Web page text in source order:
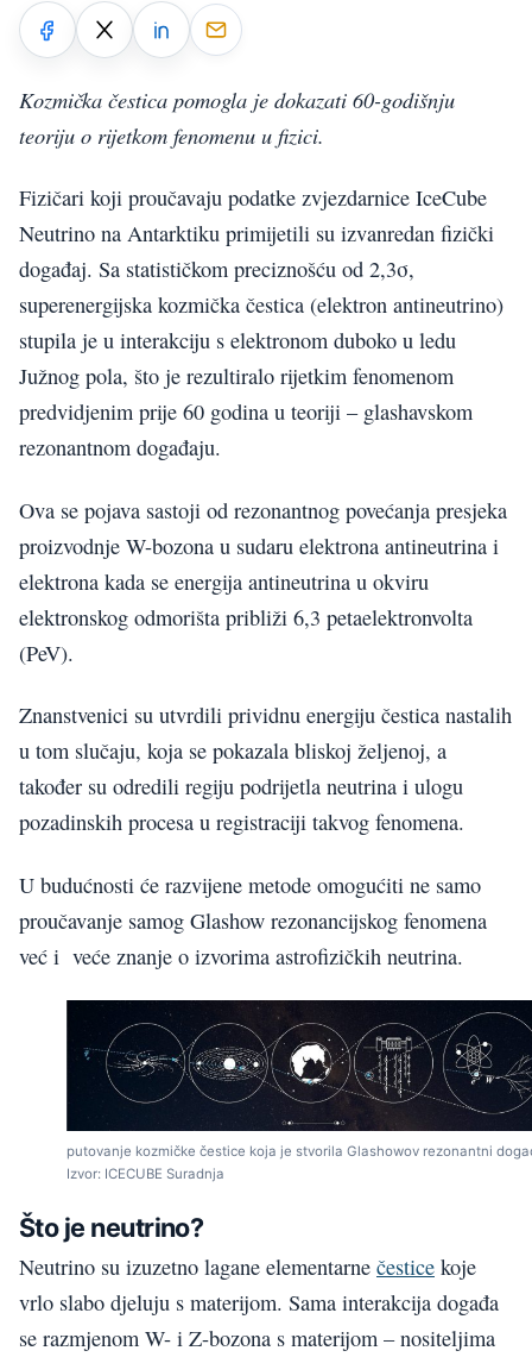
Kozmička čestica pomogla je dokazati 60-godišnju
teoriju o rijetkom fenomenu u fizici.
Fizičari koji proučavaju podatke zvjezdarnice IceCube
Neutrino na Antarktiku primijetili su izvanredan fizički
događaj. Sa statističkom preciznošću od 2,3σ,
superenergijska kozmička čestica (elektron antineutrino)
stupila je u interakciju s elektronom duboko u ledu
Južnog pola, što je rezultiralo rijetkim fenomenom
predvidjenim prije 60 godina u teoriji – glashavskom
rezonantnom događaju.
Ova se pojava sastoji od rezonantnog povećanja presjeka
proizvodnje W-bozona u sudaru elektrona antineutrina i
elektrona kada se energija antineutrina u okviru
elektronskog odmorišta približi 6,3 petaelektronvolta
(PeV).
Znanstvenici su utvrdili prividnu energiju čestica nastalih
u tom slučaju, koja se pokazala bliskoj željenoj, a
također su odredili regiju podrijetla neutrina i ulogu
pozadinskih procesa u registraciji takvog fenomena.
U budućnosti će razvijene metode omogućiti ne samo
proučavanje samog Glashow rezonancijskog fenomena
već i veće znanje o izvorima astrofizičkih neutrina.
putovanje kozmičke čestice koja je stvorila Glashowov rezonantni
Izvor: ICECUBE Suradnja
Što je neutrino?
Neutrino su izuzetno lagane elementarne čestice koje
vrlo slabo djeluju s materijom. Sama interakcija događa
se razmjenom W- i Z-bozona s materijom – nositeljima